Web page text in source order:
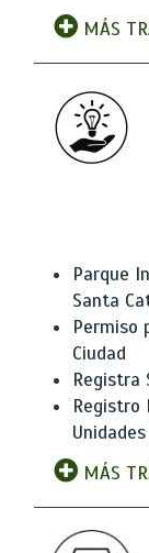
MÁS
Parque
Santa
Permiso
Ciudad
Registra
Registro
MÁS